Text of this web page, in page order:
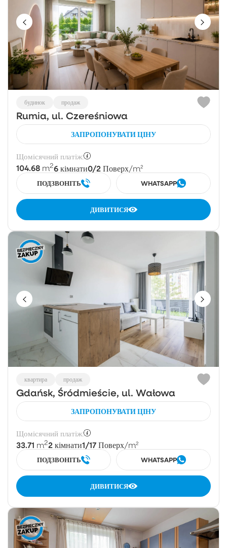
будинок продаж
Rumia, ul. Czereśniowa
ЗАПРОПОНУВАТИ ЦІНУ
Щомісячний платіж:
104.68 m26 кімнати0/2 Поверх/m²
ПОДЗВОНІТЬ WHATSAPP
ДИВИТИСЯ
квартира продаж
Gdańsk, Śródmieście, ul. Wałowa
ЗАПРОПОНУВАТИ ЦІНУ
Щомісячний платіж:
33.71 m22 кімнати1/17 Поверх/m²
ПОДЗВОНІТЬ WHATSAPP
ДИВИТИСЯ